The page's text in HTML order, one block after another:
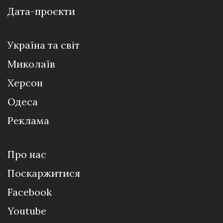
Дата-проєкти
Україна та світ
Миколаїв
Херсон
Одеса
Реклама
Про нас
Поскаржитися
Facebook
Youtube